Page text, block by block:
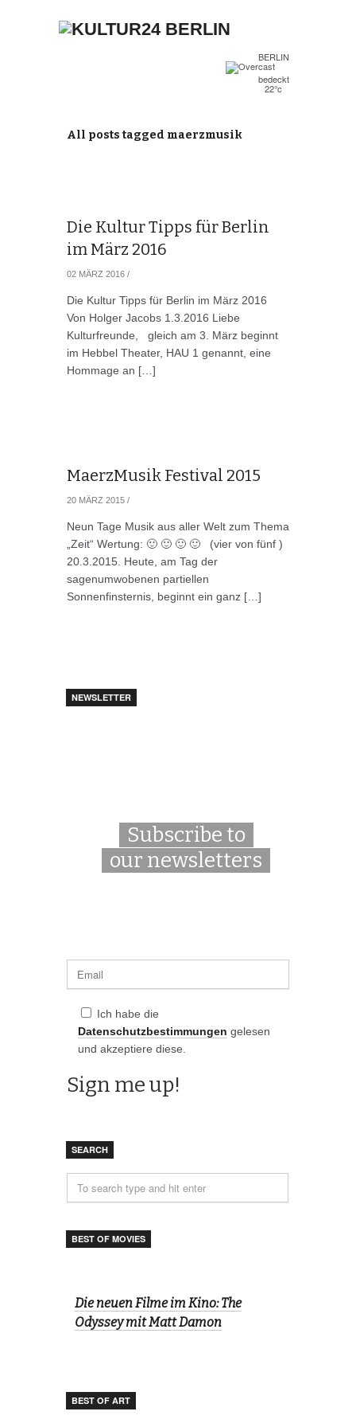
BERLIN
bedeckt
22°c
All posts tagged maerzmusik
Die Kultur Tipps für Berlin
im März 2016
02 MÄRZ 2016 /
Die Kultur Tipps für Berlin im März 2016
Von Holger Jacobs 1.3.2016 Liebe
Kulturfreunde, gleich am 3. März beginnt
im Hebbel Theater, HAU 1 genannt, eine
Hommage an […]
MaerzMusik Festival 2015
20 MÄRZ 2015 /
Neun Tage Musik aus aller Welt zum Thema
„Zeit“ Wertung: 🙂 🙂 🙂 🙂 (vier von fünf )
20.3.2015. Heute, am Tag der
sagenumwobenen partiellen
Sonnenfinsternis, beginnt ein ganz […]
NEWSLETTER
Subscribe to
our newsletters
Ich habe die
Datenschutzbestimmungen gelesen
und akzeptiere diese.
SEARCH
BEST OF MOVIES
Die neuen Filme im Kino: The
Odyssey mit Matt Damon
BEST OF ART